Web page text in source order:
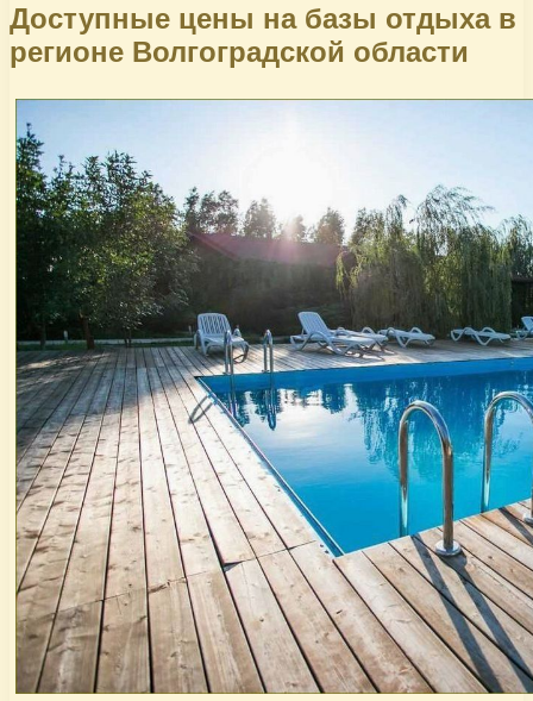
Доступные цены на базы отдыха в
регионе Волгоградской области